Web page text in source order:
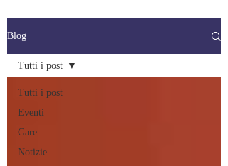
Blog
Tutti i post
Eventi
Gare
Notizie
Tutti i post